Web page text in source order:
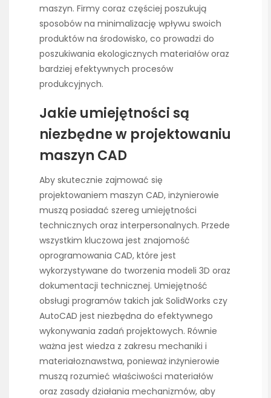
maszyn. Firmy coraz częściej poszukują
sposobów na minimalizację wpływu swoich
produktów na środowisko, co prowadzi do
poszukiwania ekologicznych materiałów oraz
bardziej efektywnych procesów
produkcyjnych.
Jakie umiejętności są
niezbędne w projektowaniu
maszyn CAD
Aby skutecznie zajmować się
projektowaniem maszyn CAD, inżynierowie
muszą posiadać szereg umiejętności
technicznych oraz interpersonalnych. Przede
wszystkim kluczowa jest znajomość
oprogramowania CAD, które jest
wykorzystywane do tworzenia modeli 3D oraz
dokumentacji technicznej. Umiejętność
obsługi programów takich jak SolidWorks czy
AutoCAD jest niezbędna do efektywnego
wykonywania zadań projektowych. Równie
ważna jest wiedza z zakresu mechaniki i
materiałoznawstwa, ponieważ inżynierowie
muszą rozumieć właściwości materiałów
oraz zasady działania mechanizmów, aby